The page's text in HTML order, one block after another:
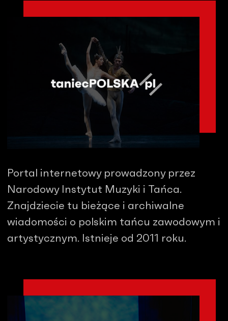
Portal internetowy prowadzony przez
Narodowy Instytut Muzyki i Tańca.
Znajdziecie tu bieżące i archiwalne
wiadomości o polskim tańcu zawodowym i
artystycznym. Istnieje od 2011 roku.